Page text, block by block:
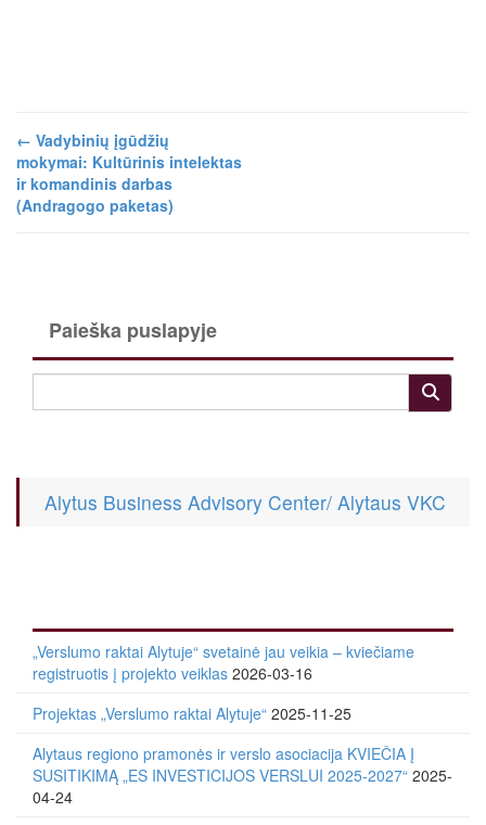
← Vadybinių įgūdžių
mokymai: Kultūrinis intelektas
ir komandinis darbas
(Andragogo paketas)
Paieška puslapyje
Alytus Business Advisory Center/ Alytaus VKC
„Verslumo raktai Alytuje“ svetainė jau veikia – kviečiame
registruotis į projekto veiklas 2026-03-16
Projektas „Verslumo raktai Alytuje“ 2025-11-25
Alytaus regiono pramonės ir verslo asociacija KVIEČIA Į
SUSITIKIMĄ „ES INVESTICIJOS VERSLUI 2025-2027“ 2025-
04-24